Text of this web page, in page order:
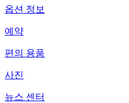
옵션 정보
예약
편의 용품
사진
뉴스 센터